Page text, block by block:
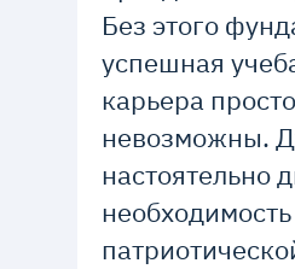
Без этого
успешная
карьера просто
невозможны.
настоятельно